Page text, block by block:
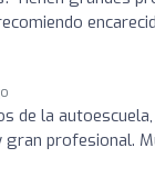
de la
gran profesional.